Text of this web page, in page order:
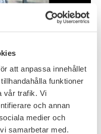
att anpassa innehållet
funktioner
vår trafik. Vi
och annan
medier och
samarbetar med.
men aldrig får någon
egentligen